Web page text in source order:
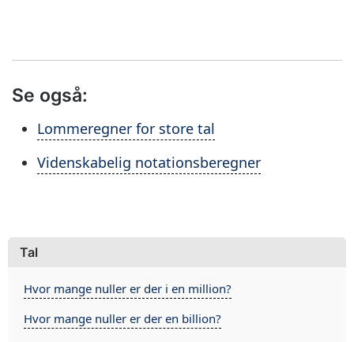
Se også:
Lommeregner for store tal
Videnskabelig notationsberegner
Tal
Hvor mange nuller er der i en million?
Hvor mange nuller er der en billion?